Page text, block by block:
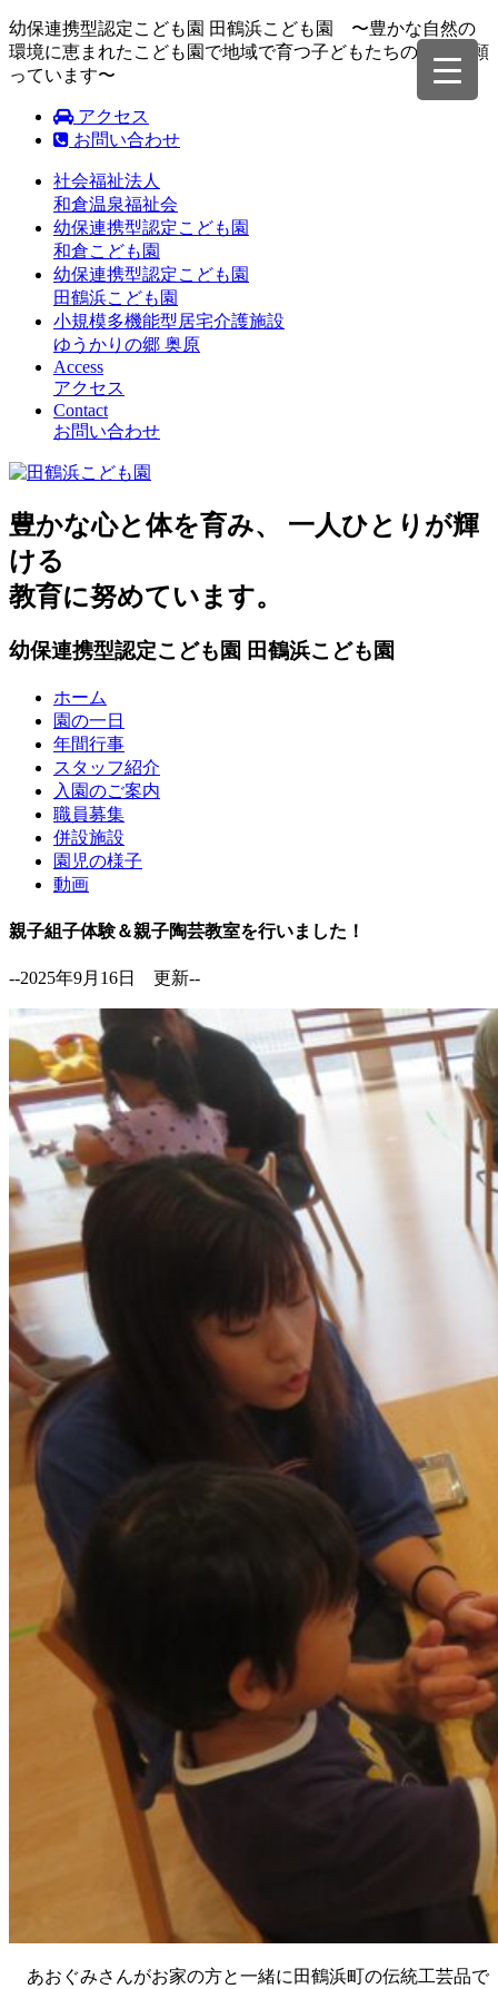
幼保連携型認定こども園 田鶴浜こども園 〜豊かな自然の
環境に恵まれたこども園で地域で育つ子どもたちの成長を願
っています〜
アクセス
お問い合わせ
社会福祉法人
和倉温泉福祉会
幼保連携型認定こども園
和倉こども園
幼保連携型認定こども園
田鶴浜こども園
小規模多機能型居宅介護施設
ゆうかりの郷 奥原
Access
アクセス
Contact
お問い合わせ
豊かな心と体を育み、 一人ひとりが輝
ける
教育に努めています。
幼保連携型認定こども園 田鶴浜こども園
ホーム
園の一日
年間行事
スタッフ紹介
入園のご案内
職員募集
併設施設
園児の様子
動画
親子組子体験＆親子陶芸教室を行いました！
--2025年9月16日 更新--
あおぐみさんがお家の方と一緒に田鶴浜町の伝統工芸品で